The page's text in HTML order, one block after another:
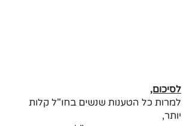
לסיכום,
למרות כל הטענות שנשים בחו"ל קלות
יותר,